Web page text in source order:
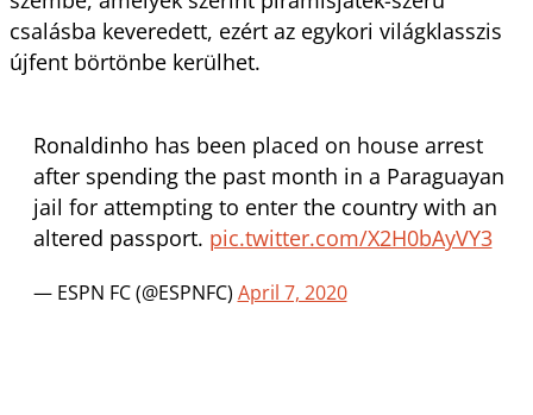
csalásba keveredett, ezért az egykori világklasszis
újfent börtönbe kerülhet.
Ronaldinho has been placed on house arrest
after spending the past month in a Paraguayan
jail for attempting to enter the country with an
altered passport. pic.twitter.com/X2H0bAyVY3
— ESPN FC (@ESPNFC) April 7, 2020